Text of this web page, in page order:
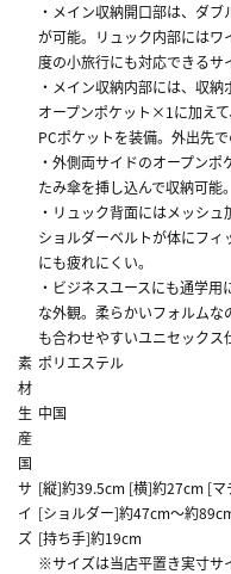
・メイン収納開口部は、ダ
が可能。リュック内部には
度の小旅行にも対応できるサ
・メイン収納内部には、収
オープンポケット×1に加え
PCポケットを装備。外出先
・外側両サイドのオープン
たみ傘を挿し込んで収納可能。
・リュック背面にはメッシ
ショルダーベルトが体にフ
にも疲れにくい。
・ビジネスユースにも通学
な外観。柔らかいフォルム
も合わせやすいユニセックス
素
材
ポリエステル
生
産
国
中国
サ
イ
ズ
[縦]約39.5cm [横]約27cm [マ
[ショルダー]約47cm～約
[持ち手]約19cm
※サイズは当店平置き実寸サ